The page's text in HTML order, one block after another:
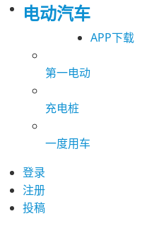
电动汽车
APP下载
第一电动
充电桩
一度用车
登录
注册
投稿